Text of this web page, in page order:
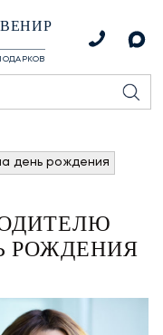
день рождения
РОЖДЕНИЯ